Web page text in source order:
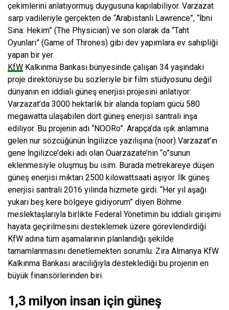
çekimlerini anlatıyormuş duygusuna kapılabiliyor. Varzazat
sarp vadileriyle gerçekten de “Arabistanlı Lawrence”, “İbni
Sina: Hekim” (The Physician) ve son olarak da “Taht
Oyunları” (Game of Thrones) gibi dev yapımlara ev sahipliği
yapan bir yer.
KfW Kalkınma Bankası bünyesinde çalışan 34 yaşındaki
proje direktörüyse bu sözleriyle bir film stüdyosunu değil
dünyanın en iddialı güneş enerjisi projesini anlatıyor:
Varzazat’da 3000 hektarlık bir alanda toplam gücü 580
megawatta ulaşabilen dört güneş enerjisi santrali inşa
ediliyor. Bu projenin adı “NOORo”. Arapça’da ışık anlamına
gelen nur sözcüğünün İngilizce yazılışına (noor) Varzazat’ın
gene İngilizce’deki adı olan Ouarzazate’nin “o”sunun
eklenmesiyle oluşmuş bu isim. Burada metrekareye düşen
güneş enerjisi miktarı 2500 kilowattsaati aşıyor. İlk güneş
enerjisi santrali 2016 yılında hizmete girdi. “Her yıl aşağı
yukarı beş kere bölgeye gidiyorum” diyen Böhme
meslektaşlarıyla birlikte Federal Yönetimin bu iddialı girişimi
hayata geçirilmesini desteklemek üzere görevlendirdiği
KfW adına tüm aşamalarının planlandığı şekilde
tamamlanmasını denetlemekten sorumlu. Zira Almanya KfW
Kalkınma Bankası aracılığıyla desteklediği bu projenin en
büyük finansörlerinden biri.
1,3 milyon insan için güneş